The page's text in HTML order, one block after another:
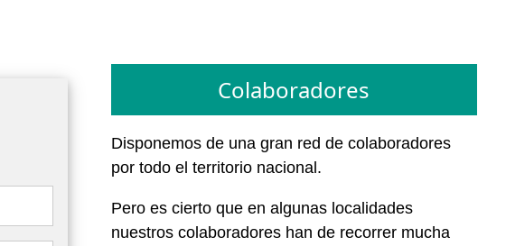
Colaboradores
Disponemos de una gran red de colaboradores
por todo el territorio nacional.
Pero es cierto que en algunas localidades
nuestros colaboradores han de recorrer mucha